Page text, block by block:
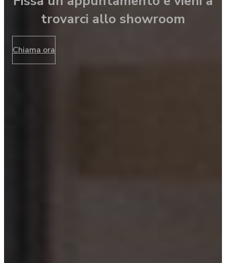
trovarci allo showroom
Chiama ora